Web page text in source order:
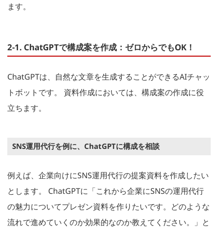
ます。
2-1. ChatGPTで構成案を作成：ゼロからでもOK！
ChatGPTは、自然な文章を生成することができるAIチャッ
トボットです。 資料作成においては、構成案の作成に役
立ちます。
SNS運用代行を例に、ChatGPTに構成を相談
例えば、企業向けにSNS運用代行の提案資料を作成したい
とします。 ChatGPTに「これから企業にSNSの運用代行
の魅力についてプレゼン資料を作りたいです。どのような
流れで進めていくのか効果的なのか教えてください。」と